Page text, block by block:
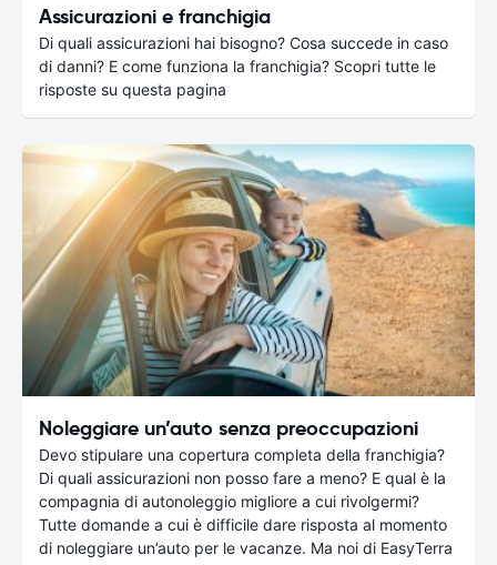
Assicurazioni e franchigia
Di quali assicurazioni hai bisogno? Cosa succede in caso
di danni? E come funziona la franchigia? Scopri tutte le
risposte su questa pagina
Noleggiare un’auto senza preoccupazioni
Devo stipulare una copertura completa della franchigia?
Di quali assicurazioni non posso fare a meno? E qual è la
compagnia di autonoleggio migliore a cui rivolgermi?
Tutte domande a cui è difficile dare risposta al momento
di noleggiare un’auto per le vacanze. Ma noi di EasyTerra